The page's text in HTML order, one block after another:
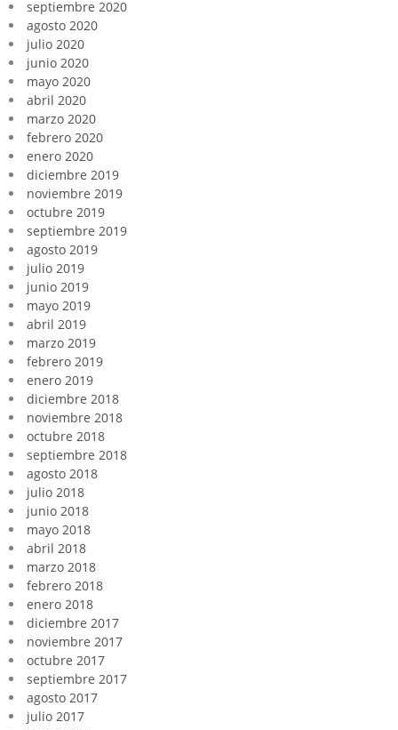
septiembre 2020
agosto 2020
julio 2020
junio 2020
mayo 2020
abril 2020
marzo 2020
febrero 2020
enero 2020
diciembre 2019
noviembre 2019
octubre 2019
septiembre 2019
agosto 2019
julio 2019
junio 2019
mayo 2019
abril 2019
marzo 2019
febrero 2019
enero 2019
diciembre 2018
noviembre 2018
octubre 2018
septiembre 2018
agosto 2018
julio 2018
junio 2018
mayo 2018
abril 2018
marzo 2018
febrero 2018
enero 2018
diciembre 2017
noviembre 2017
octubre 2017
septiembre 2017
agosto 2017
julio 2017